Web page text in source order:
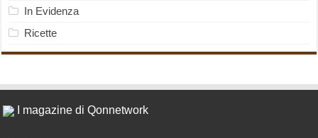
In Evidenza
Ricette
I magazine di Qonnetwork